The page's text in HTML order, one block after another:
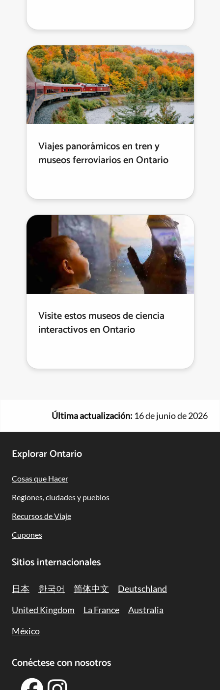
Viajes panorámicos en tren y
museos ferroviarios en Ontario
Visite estos museos de ciencia
interactivos en Ontario
Última actualización: 16 de junio de 2026
Footer
Navigation
Explorar Ontario
Cosas que Hacer
Regiones, ciudades y pueblos
Recursos de Viaje
Cupones
Sitios internacionales
日本 한국어 简体中文
Deutschland
United Kingdom
La France
Australia
México
Conéctese con nosotros